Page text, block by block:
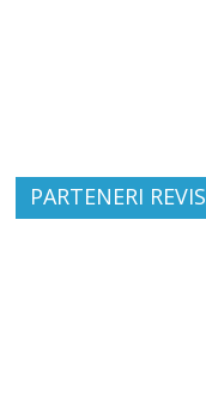
PARTENERI